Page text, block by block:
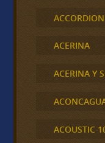
ACCORDION
ACERINA
ACERINA Y
ACOUSTIC